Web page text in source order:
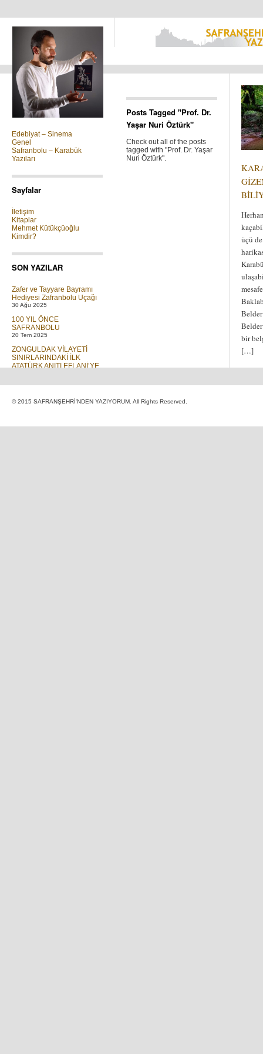
Kategoriler
Edebiyat – Sinema
Genel
Safranbolu – Karabük
Yazıları
Sayfalar
İletişim
Kitaplar
Mehmet Kütükçüoğlu
Kimdir?
SON YAZILAR
Zafer ve Tayyare Bayramı
Hediyesi Zafranbolu Uçağı
30 Ağu 2025
100 YIL ÖNCE
SAFRANBOLU
20 Tem 2025
ZONGULDAK VİLAYETİ
SINIRLARINDAKİ İLK
ATATÜRK ANITI EFLANİ’YE
30 Mar 2019
Posts Tagged "Prof. Dr.
Yaşar Nuri Öztürk"
Check out all of the posts
tagged with "Prof. Dr. Yaşar
Nuri Öztürk".
üçü
bir
[…]
© 2015 SAFRANŞEHRİ'NDEN YAZIYORUM. All Rights Reserved.